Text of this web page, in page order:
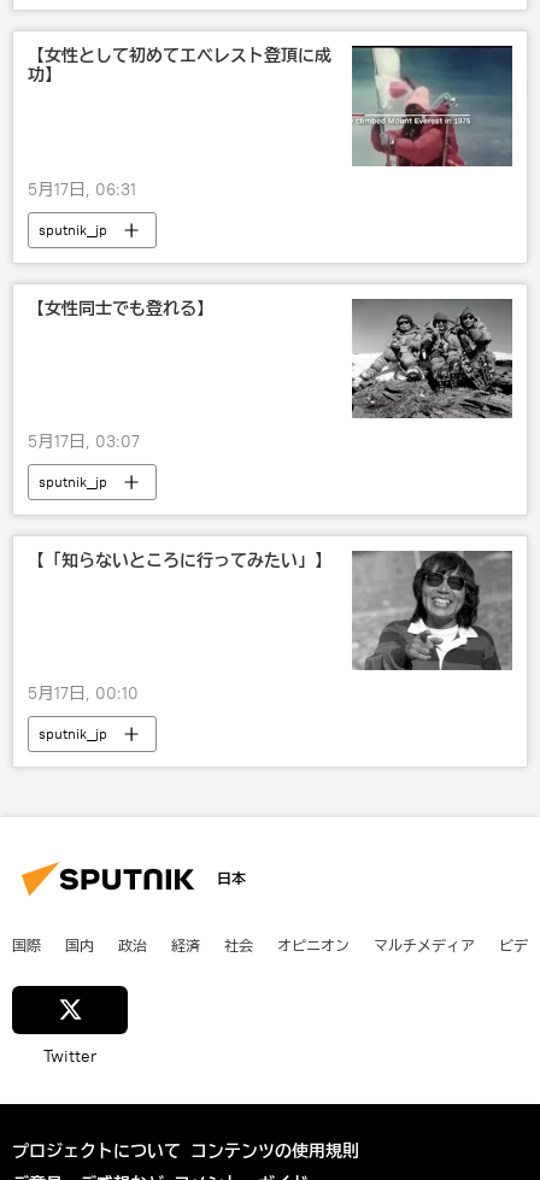
【女性として初めてエベレスト登頂に成
功】
5月17日, 06:31
sputnik_jp
【女性同士でも登れる】
5月17日, 03:07
sputnik_jp
【「知らないところに行ってみたい」】
5月17日, 00:10
sputnik_jp
日本
国際 国内 政治 経済 社会 オピニオン マルチメディア ビデ
Twitter
プロジェクトについて コンテンツの使用規則